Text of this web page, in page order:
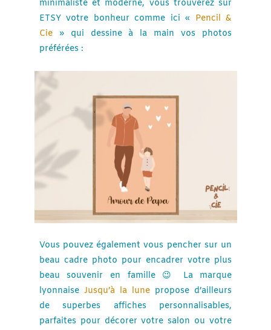
minimaliste et moderne, vous trouverez sur
ETSY votre bonheur comme ici « Pencil &
Cie» qui dessine à la main vos photos
préférées :
Vous pouvez également vous pencher sur un
beau cadre photo pour encadrer votre plus
beau souvenir en famille 😉 La marque
lyonnaise Jusqu’à la lune propose d’ailleurs
de superbes affiches personnalisables,
parfaites pour décorer votre salon ou votre